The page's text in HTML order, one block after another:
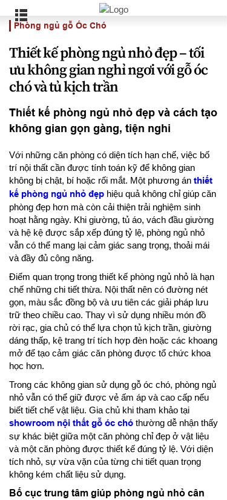
Phòng ngủ gỗ Óc Chó
Thiết kế phòng ngủ nhỏ đẹp – tối
ưu không gian nghỉ ngơi với gỗ óc
chó và tủ kịch trần
Thiết kế phòng ngủ nhỏ đẹp và cách tạo
không gian gọn gàng, tiện nghi
Với những căn phòng có diện tích hạn chế, việc bố
trí nội thất cần được tính toán kỹ để không gian
không bị chật, bí hoặc rối mắt. Một phương án thiết
kế phòng ngủ nhỏ đẹp hiệu quả không chỉ giúp căn
phòng đẹp hơn mà còn cải thiện trải nghiệm sinh
hoạt hằng ngày. Khi giường, tủ áo, vách đầu giường
và hệ kệ được sắp xếp đúng tỷ lệ, phòng ngủ nhỏ
vẫn có thể mang lại cảm giác sang trọng, thoải mái
và đầy đủ công năng.
Điểm quan trọng trong thiết kế phòng ngủ nhỏ là hạn
chế những chi tiết thừa. Nội thất nên có đường nét
gọn, màu sắc đồng bộ và ưu tiên các giải pháp lưu
trữ theo chiều cao. Thay vì sử dụng nhiều món đồ
rời rạc, gia chủ có thể lựa chọn tủ kịch trần, giường
dáng thấp, kệ trang trí tích hợp đèn hoặc các khoang
mở để tạo cảm giác căn phòng được tổ chức khoa
học hơn.
Trong các không gian sử dụng gỗ óc chó, phòng ngủ
nhỏ vẫn có thể giữ được vẻ ấm áp và cao cấp nếu
biết tiết chế vật liệu. Gia chủ khi tham khảo tại
showroom nội thất gỗ óc chó thường dễ nhận thấy
sự khác biệt giữa một căn phòng chỉ đẹp ở vật liệu
và một căn phòng được thiết kế đúng tỷ lệ. Với diện
tích nhỏ, sự vừa vặn của từng chi tiết quan trọng
không kém chất liệu sử dụng.
Bố cục trung tâm giúp phòng ngủ nhỏ cân